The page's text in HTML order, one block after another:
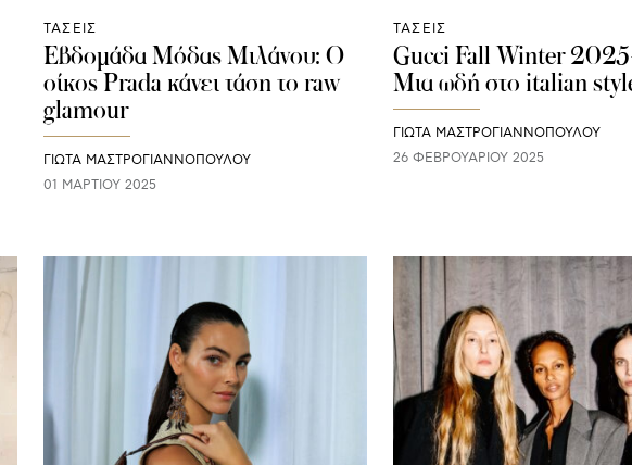
ΤΑΣΕΙΣ
Εβδομάδα Μόδας Μιλάνου: Ο
οίκος Prada κάνει τάση το raw
glamour
ΓΙΩΤΑ ΜΑΣΤΡΟΓΙΑΝΝΟΠΟΥΛΟΥ
01 ΜΑΡΤΊΟΥ 2025
ΤΑΣΕΙΣ
Gucci Fall Winter
Μια ωδή στο italian
ΓΙΩΤΑ ΜΑΣΤΡΟΓΙΑΝΝΟΠΟΥΛΟΥ
26 ΦΕΒΡΟΥΑΡΊΟΥ 2025